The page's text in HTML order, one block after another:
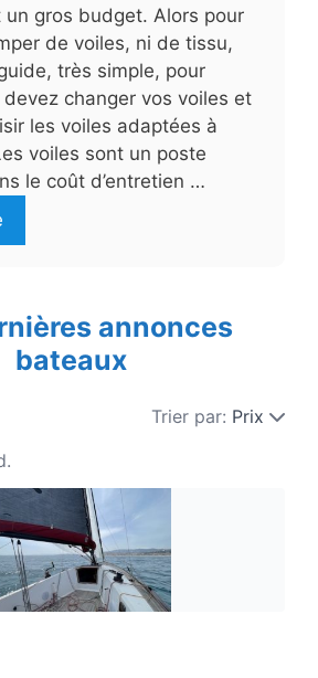
un gros budget. Alors pour
de voiles, ni de tissu,
très simple, pour
changer vos voiles et
les voiles adaptées à
voiles sont un poste
le coût d’entretien …
annonces
bateaux
Trier par: Prix